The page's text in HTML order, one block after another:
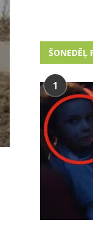
ŠONEDĒĻ
1